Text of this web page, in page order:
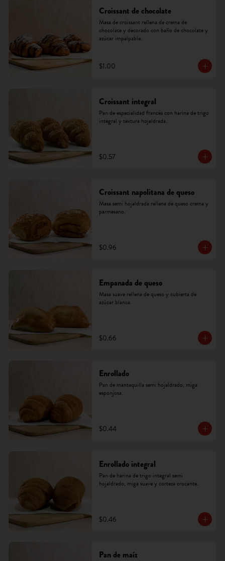
Croissant de chocolate
Masa de croissant rellena de crema de
chocolate y decorado con baño de chocolate y
azúcar impalpable.
$1.00
Croissant integral
Pan de especialidad francés con harina de trigo
integral y textura hojaldrada.
$0.57
Croissant napolitana de queso
Masa semi hojaldrada rellena de queso crema y
parmesano.
$0.96
Empanada de queso
Masa suave rellena de queso y cubierta de
azúcar blanca.
$0.66
Enrollado
Pan de mantequilla semi hojaldrado, miga
esponjosa.
$0.44
Enrollado integral
Pan de harina de trigo integral semi
hojaldrado, miga suave y corteza crocante.
$0.46
Pan de maíz